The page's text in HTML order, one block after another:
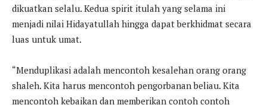
dikuatkan selalu. Kedua spirit itulah yang selama ini
menjadi nilai Hidayatullah hingga dapat berkhidmat secara
luas untuk umat.
“Menduplikasi adalah mencontoh kesalehan orang orang
shaleh. Kita harus mencontoh pengorbanan beliau. Kita
mencontoh kebaikan dan memberikan contoh contoh